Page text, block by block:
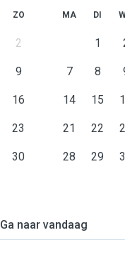
ZO
2
9
16
23
30
MA DI
1
7 8
14 15
21 22
28 29
Ga naar vandaag